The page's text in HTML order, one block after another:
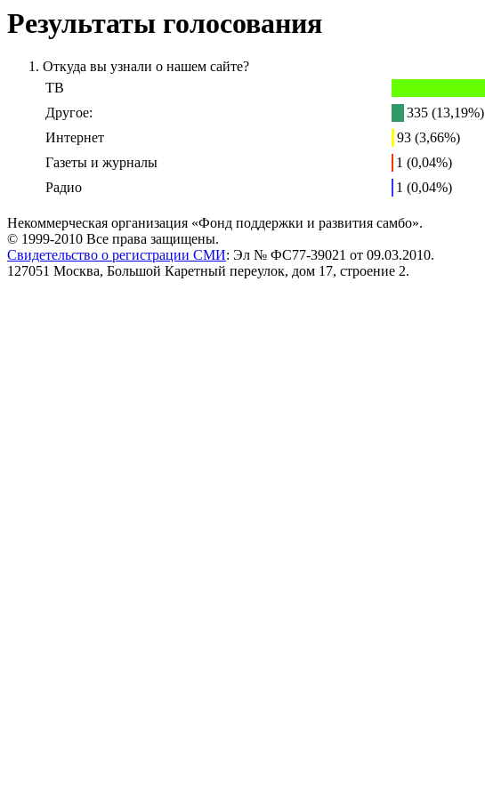
Результаты голосования
Откуда вы узнали о нашем сайте?
ТВ
Другое:
335 (13,19%)
Интернет
93 (3,66%)
Газеты и журналы
1 (0,04%)
Радио
1 (0,04%)
Некоммерческая организация «Фонд поддержки и развития самбо».
© 1999-2010 Все права защищены.
Свидетельство о регистрации СМИ: Эл № ФС77-39021 от 09.03.2010.
127051 Москва, Большой Каретный переулок, дом 17, строение 2.